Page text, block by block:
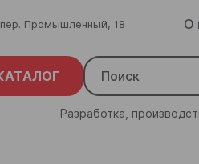
пер. Промышленный, 18 О
Разработка,